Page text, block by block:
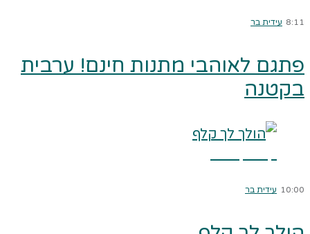
8:11 עידית בר
פתגם לאוהבי מתנות חינם! ערבית
בקטנה
10:00 עידית בר